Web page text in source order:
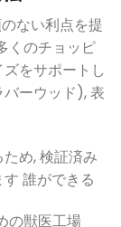
ない利点を提
くのチョッピ
をサポートし
ーウッド), 表
め, 検証済み
す 誰ができる
の獣医工場